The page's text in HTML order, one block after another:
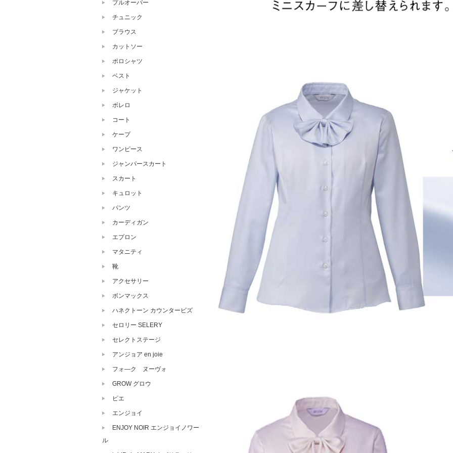
プルオーバー
チュニック
ブラウス
カットソー
ポロシャツ
ベスト
ジャケット
ボレロ
コート
ケープ
ワンピース
ジャンパースカート
スカート
キュロット
パンツ
カーディガン
エプロン
マタニティ
靴
アクセサリー
ボンマックス
ハネクトーン カウンタービズ
セロリー SELERY
セレクトステージ
アンジョア en joie
フォ―ク ヌーヴォ
GROW グロウ
ピエ
エンジョイ
ENJOY NOIR エンジョイノワー
ル